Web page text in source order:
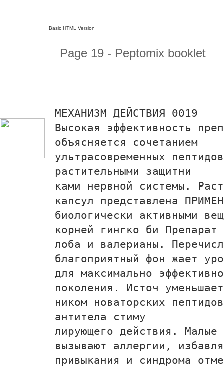
Basic HTML Version
Page 19 - Peptomix booklet
МЕХАНИЗМ ДЕЙСТВИЯ 0019
Высокая эффективность
объясняется сочетанием
ультрасовременных
растительными защитни­
ками нервной системы.
капсул представлена
биологически активными
корней гингко би­
лоба и валерианы.
благоприятный фон жает
для максимально
поколения. Источ­
ником новаторских
антитела стиму­
лирующего действия. Малые
вызывают аллергии,
привыкания и синдрома